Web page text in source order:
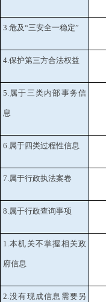
3.危及“三安全一稳定”
4.保护第三方合法权益
5.属于三类内部事务信
息
6.属于四类过程性信息
7.属于行政执法案卷
8.属于行政查询事项
1.本机关不掌握相关政
府信息
2.没有现成信息需要另